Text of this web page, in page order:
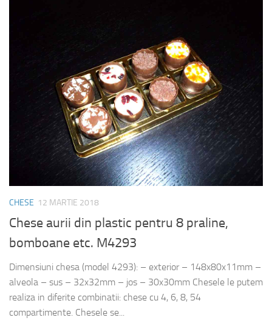
CHESE 12 MARTIE 2018
Chese aurii din plastic pentru 8 praline,
bomboane etc. M4293
Dimensiuni chesa (model 4293): – exterior – 148x80x11mm –
alveola – sus – 32x32mm – jos – 30x30mm Chesele le putem
realiza in diferite combinatii: chese cu 4, 6, 8, 54
compartimente. Chesele se...